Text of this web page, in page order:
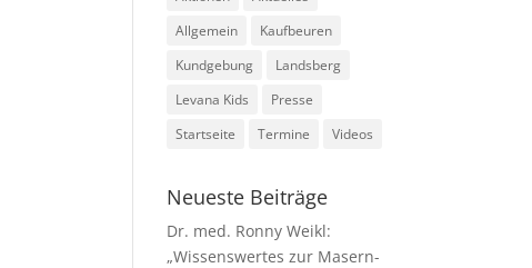
Allgemein
Kaufbeuren
Kundgebung
Landsberg
Levana Kids
Presse
Startseite
Termine Videos
Neueste Beiträge
Dr. med. Ronny Weikl:
„Wissenswertes zur Masern-